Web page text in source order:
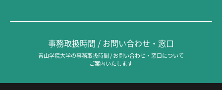
事務取扱時間 / お問い合わせ・窓口
青山学院大学の事務取扱時間 / お問い合わせ・窓口について
ご案内いたします